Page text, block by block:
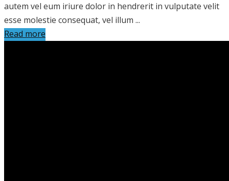
autem vel eum iriure dolor in hendrerit in vulputate velit
esse molestie consequat, vel illum ...
Read more